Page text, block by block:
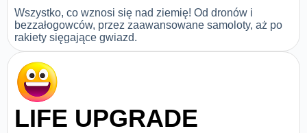
Wszystko, co wznosi się nad ziemię! Od dronów i
bezzałogowców, przez zaawansowane samoloty, aż po
rakiety sięgające gwiazd.
LIFE UPGRADE